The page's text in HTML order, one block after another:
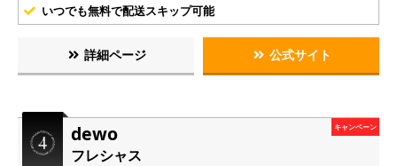
いつでも無料で配送スキップ可能
詳細ページ 公式サイト
dewo
フレシャス
キャンペーン